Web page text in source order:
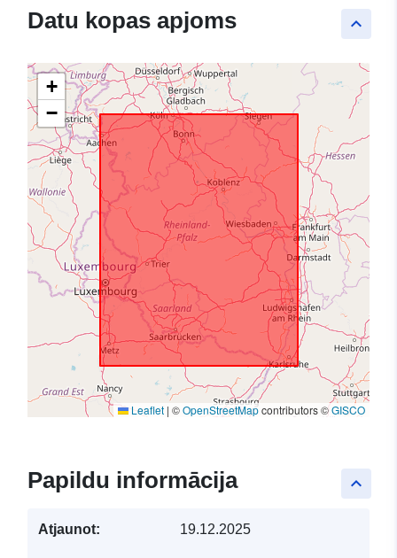
keyboard_arrow_up
Datu kopas apjoms
+
−
Leaflet | ©OpenStreetMapcontributors ©GISCO
keyboard_arrow_up
Papildu informācija
Atjaunot: 19.12.2025